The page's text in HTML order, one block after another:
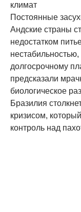
климат
Постоянные
Андские страны
недостатком
долгосрочному
предсказали
биологическое
Бразилия
кризисом,
контроль над